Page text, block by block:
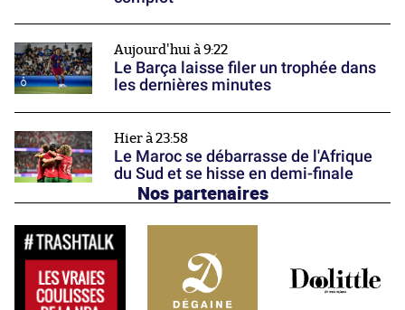
Aujourd'hui à 9:22
Le Barça laisse filer un trophée dans
les dernières minutes
Hier à 23:58
Le Maroc se débarrasse de l'Afrique
du Sud et se hisse en demi-finale
Nos partenaires